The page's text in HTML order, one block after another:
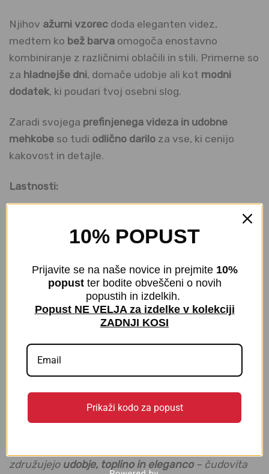
Njihov ažurni vzorec doda eleganten videz,
medtem ko bež barva omogoča enostavno
kombiniranje z različnimi oblačili in stili. Primerne so
za hladnejše dni, domače udobje ali kot modni
dodatek, ki poudari tvoj osebni slog.
Zaradi svojega prefinjenega videza in udobne
mehkobe so tudi odlično darilo za vse, ki cenijo
kakovost in detajle.
Lastnosti:
75 % bombaž, 20 % poliamid, 5 %
elastan
ažurni vzorec
mehke, zračne in udobne
združujejo udobje, toplino in eleganco– čudovita
10% POPUST
Prijavite se na naše novice in prejmite 10%
popust ter bodite obveščeni o novih
popustih in izdelkih.
Popust NE VELJA za izdelke v kolekciji
ZADNJI KOSI
Prikaži kodo za popust